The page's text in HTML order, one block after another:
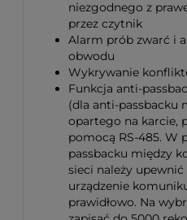
niezgodnego z
przez czytnik
Alarm prób zwarć i
obwodu
Wykrywanie
Funkcja anti-
(dla anti-passbacku
opartego na karcie,
pomocą RS-485. W
passbacku między
sieci należy upewnić
urządzenie
prawidłowo. Na